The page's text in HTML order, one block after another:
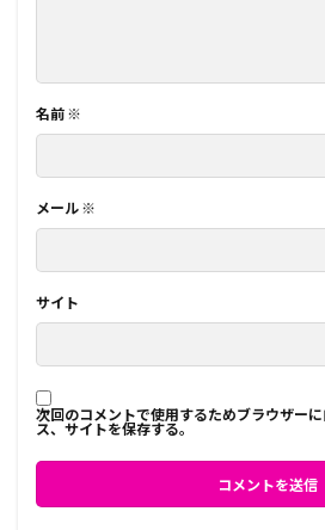
名前 ※
メール ※
サイト
次回のコメントで使用するためブラウザー
ス、サイトを保存する。